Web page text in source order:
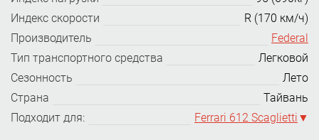
Индекс скорости
R (170 км/ч)
Производитель
Federal
Тип транспортного средства
Легковой
Сезонность
Лето
Страна
Тайвань
Подходит для:
Ferrari 612 Scaglietti